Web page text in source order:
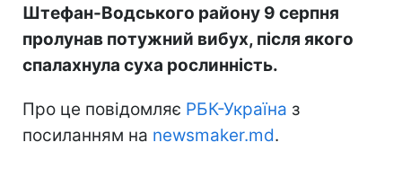
Штефан-Водського району 9 серпня
пролунав потужний вибух, після якого
спалахнула суха рослинність.
Про це повідомляє РБК-Україна з
посиланням на newsmaker.md.